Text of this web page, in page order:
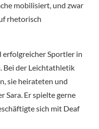
mobilisiert, und zwar
rhetorisch
erfolgreicher Sportler in
Bei der Leichtathletik
sie heirateten und
Sara. Er spielte gerne
sich mit Deaf